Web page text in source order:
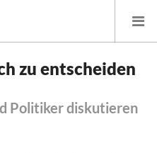
zu entscheiden
Politiker diskutieren